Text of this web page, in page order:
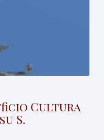
Cultura
S.